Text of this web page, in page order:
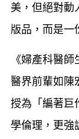
美，但絕對動
版品，而是一
《婦產科醫
醫界前輩如陳
授為「編著巨
學倫理，更強